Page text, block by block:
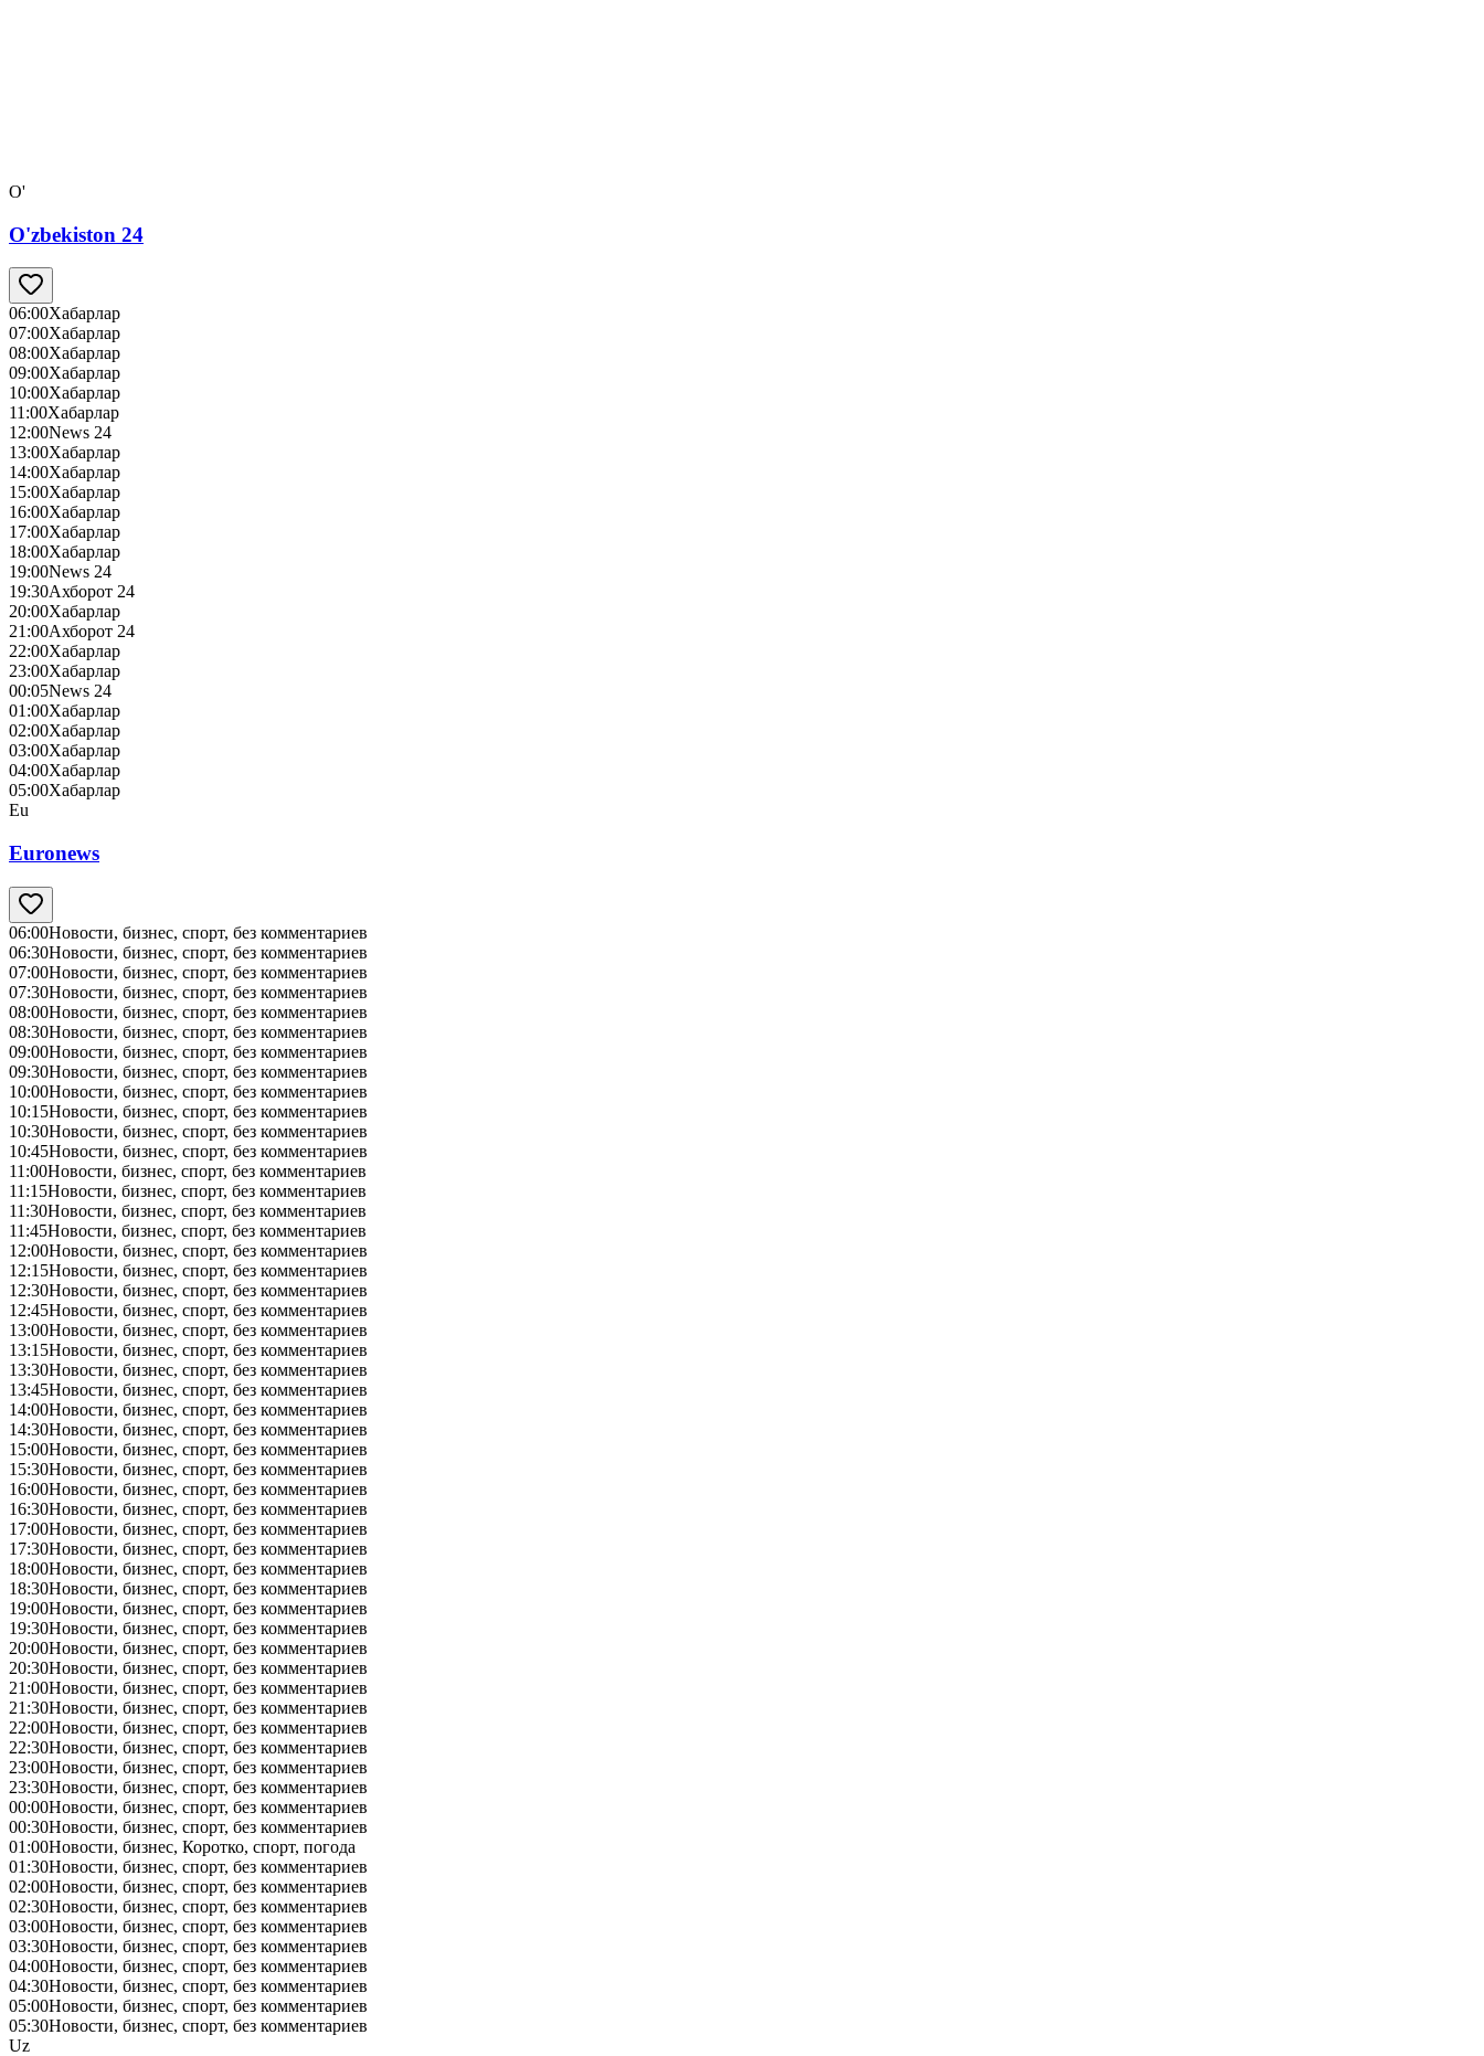
O'
O'zbekiston 24
06:00Хабарлар
07:00Хабарлар
08:00Хабарлар
09:00Хабарлар
10:00Хабарлар
11:00Хабарлар
12:00News 24
13:00Хабарлар
14:00Хабарлар
15:00Хабарлар
16:00Хабарлар
17:00Хабарлар
18:00Хабарлар
19:00News 24
19:30Ахборот 24
20:00Хабарлар
21:00Ахборот 24
22:00Хабарлар
23:00Хабарлар
00:05News 24
01:00Хабарлар
02:00Хабарлар
03:00Хабарлар
04:00Хабарлар
05:00Хабарлар
Eu
Euronews
06:00Новости, бизнес, спорт, без комментариев
06:30Новости, бизнес, спорт, без комментариев
07:00Новости, бизнес, спорт, без комментариев
07:30Новости, бизнес, спорт, без комментариев
08:00Новости, бизнес, спорт, без комментариев
08:30Новости, бизнес, спорт, без комментариев
09:00Новости, бизнес, спорт, без комментариев
09:30Новости, бизнес, спорт, без комментариев
10:00Новости, бизнес, спорт, без комментариев
10:15Новости, бизнес, спорт, без комментариев
10:30Новости, бизнес, спорт, без комментариев
10:45Новости, бизнес, спорт, без комментариев
11:00Новости, бизнес, спорт, без комментариев
11:15Новости, бизнес, спорт, без комментариев
11:30Новости, бизнес, спорт, без комментариев
11:45Новости, бизнес, спорт, без комментариев
12:00Новости, бизнес, спорт, без комментариев
12:15Новости, бизнес, спорт, без комментариев
12:30Новости, бизнес, спорт, без комментариев
12:45Новости, бизнес, спорт, без комментариев
13:00Новости, бизнес, спорт, без комментариев
13:15Новости, бизнес, спорт, без комментариев
13:30Новости, бизнес, спорт, без комментариев
13:45Новости, бизнес, спорт, без комментариев
14:00Новости, бизнес, спорт, без комментариев
14:30Новости, бизнес, спорт, без комментариев
15:00Новости, бизнес, спорт, без комментариев
15:30Новости, бизнес, спорт, без комментариев
16:00Новости, бизнес, спорт, без комментариев
16:30Новости, бизнес, спорт, без комментариев
17:00Новости, бизнес, спорт, без комментариев
17:30Новости, бизнес, спорт, без комментариев
18:00Новости, бизнес, спорт, без комментариев
18:30Новости, бизнес, спорт, без комментариев
19:00Новости, бизнес, спорт, без комментариев
19:30Новости, бизнес, спорт, без комментариев
20:00Новости, бизнес, спорт, без комментариев
20:30Новости, бизнес, спорт, без комментариев
21:00Новости, бизнес, спорт, без комментариев
21:30Новости, бизнес, спорт, без комментариев
22:00Новости, бизнес, спорт, без комментариев
22:30Новости, бизнес, спорт, без комментариев
23:00Новости, бизнес, спорт, без комментариев
23:30Новости, бизнес, спорт, без комментариев
00:00Новости, бизнес, спорт, без комментариев
00:30Новости, бизнес, спорт, без комментариев
01:00Новости, бизнес, Коротко, спорт, погода
01:30Новости, бизнес, спорт, без комментариев
02:00Новости, бизнес, спорт, без комментариев
02:30Новости, бизнес, спорт, без комментариев
03:00Новости, бизнес, спорт, без комментариев
03:30Новости, бизнес, спорт, без комментариев
04:00Новости, бизнес, спорт, без комментариев
04:30Новости, бизнес, спорт, без комментариев
05:00Новости, бизнес, спорт, без комментариев
05:30Новости, бизнес, спорт, без комментариев
Uz